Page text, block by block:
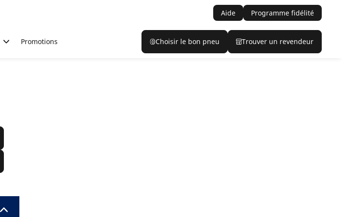
Aide Programme fidélité
Promotions Choisir le bon pneu Trouver un revendeur